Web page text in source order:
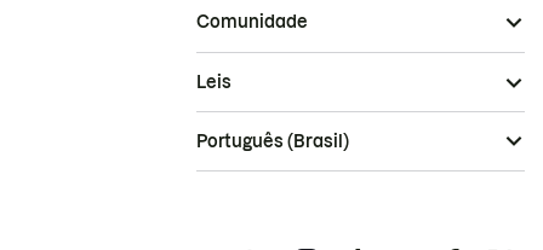
Comunidade
Leis
Português (Brasil)